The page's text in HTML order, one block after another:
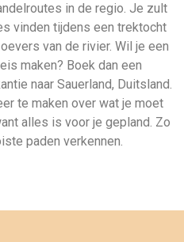
in de regio. Je zult
vinden tijdens een trektocht
van de rivier. Wil je een
maken? Boek dan een
naar Sauerland, Duitsland.
te maken over wat je moet
alles is voor je gepland. Zo
paden verkennen.